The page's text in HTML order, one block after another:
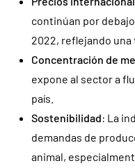
continúan por
2022, reflejando una
Concentración de
expone al sector a
país.
Sostenibilidad: La
demandas de
animal,